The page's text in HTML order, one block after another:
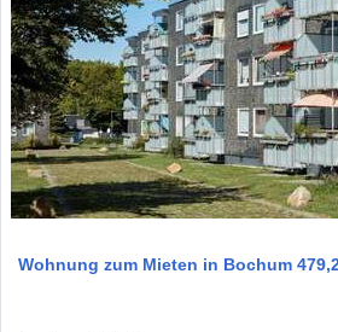
Wohnung zum Mieten in Bochum